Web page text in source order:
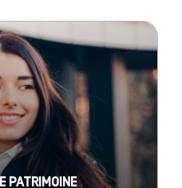
PATRIMOINE